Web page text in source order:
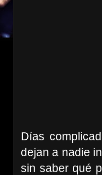
Días
dejan a nadie
sin saber qué